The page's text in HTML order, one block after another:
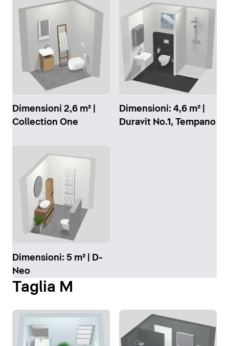
Dimensioni 2,6 m² |
Collection One
Dimensioni: 4,6 m² |
Duravit No.1, Tempano
Dimensioni: 5 m² | D-
Neo
Taglia M